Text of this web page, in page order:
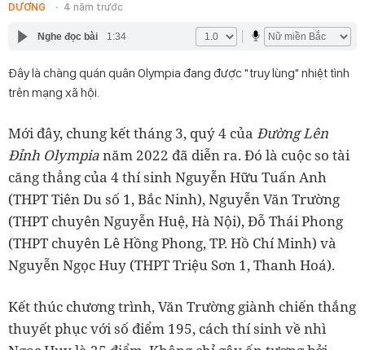
DƯƠNG 4 năm trước
Nghe đọc bài 1:34
Đây là chàng quán quân Olympia đang được "truy lùng" nhiệt tình
trên mạng xã hội.
Mới đây, chung kết tháng 3, quý 4 của Đường Lên
Đỉnh Olympianăm 2022 đã diễn ra. Đó là cuộc so tài
căng thẳng của 4 thí sinh Nguyễn Hữu Tuấn Anh
(THPT Tiên Du số 1, Bắc Ninh), Nguyễn Văn Trường
(THPT chuyên Nguyễn Huệ, Hà Nội), Đỗ Thái Phong
(THPT chuyên Lê Hồng Phong, TP. Hồ Chí Minh) và
Nguyễn Ngọc Huy (THPT Triệu Sơn 1, Thanh Hoá).
Kết thúc chương trình, Văn Trường giành chiến thắng
thuyết phục với số điểm 195, cách thí sinh về nhì